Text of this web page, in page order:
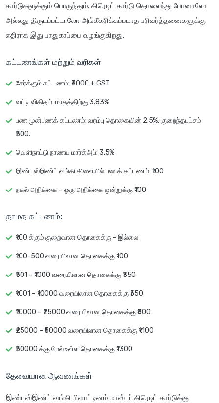
கார்டுகளுக்கும் பொருந்தும். கிரெடிட் கார்டு தொலைந்து போனாலோ
அல்லது திருடப்பட்டாலோ அங்கீகரிக்கப்படாத பரிவர்த்தனைகளுக்கு
எதிராக இது பாதுகாப்பை வழங்குகிறது.
கட்டணங்கள் மற்றும் வரிகள்
சேர்க்கும் கட்டணம்: ₹3000 + GST
வட்டி விகிதம்: மாதத்திற்கு 3.83%
பண முன்பணக் கட்டணம்: வரம்பு தொகையின் 2.5%, குறைந்தபட்சம்
₹500.
வெளிநாட்டு நாணய மார்க்அப்: 3.5%
இண்டஸ்இண்ட் வங்கி கிளையில் பணக் கட்டணம்: ₹100
நகல் அறிக்கை – ஒரு அறிக்கை ஒன்றுக்கு ₹100
தாமத கட்டணம்:
₹100 க்கும் குறைவான தொகைக்கு - இல்லை
₹100-500 வரையிலான தொகைக்கு ₹100
₹501 – ₹1000 வரையிலான தொகைக்கு ₹350
₹1001 – ₹10000 வரையிலான தொகைக்கு ₹550
₹10000 – ₹25000 வரையிலான தொகைக்கு ₹800
₹25000 – ₹50000 வரையிலான தொகைக்கு ₹1100
₹50000 க்கு மேல் உள்ள தொகைக்கு ₹1300
தேவையான ஆவணங்கள்
இண்டஸ்இண்ட் வங்கி பிளாட்டினம் மாஸ்டர் கிரெடிட் கார்டுக்கு